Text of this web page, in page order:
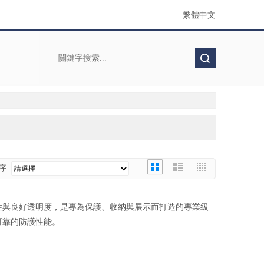
繁體中文
良好透明度，是專為保護、收納與展示而打造的專業級
的防護性能。